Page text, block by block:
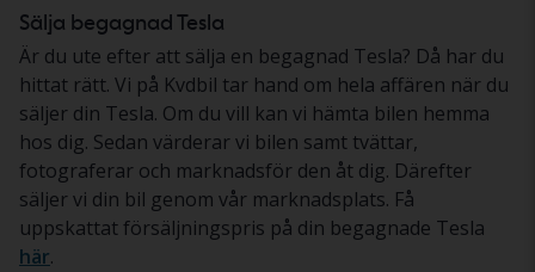
Sälja begagnad Tesla
Är du ute efter att sälja en begagnad Tesla? Då har du
hittat rätt. Vi på Kvdbil tar hand om hela affären när du
säljer din Tesla. Om du vill kan vi hämta bilen hemma
hos dig. Sedan värderar vi bilen samt tvättar,
fotograferar och marknadsför den åt dig. Därefter
säljer vi din bil genom vår marknadsplats. Få
uppskattat försäljningspris på din begagnade Tesla
här.